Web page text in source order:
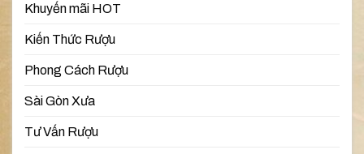
Khuyến mãi HOT
Kiến Thức Rượu
Phong Cách Rượu
Sài Gòn Xưa
Tư Vấn Rượu